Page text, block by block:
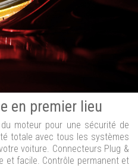
en premier lieu
moteur pour une sécurité de
totale avec tous les systèmes
voiture. Connecteurs Plug &
et facile. Contrôle permanent et